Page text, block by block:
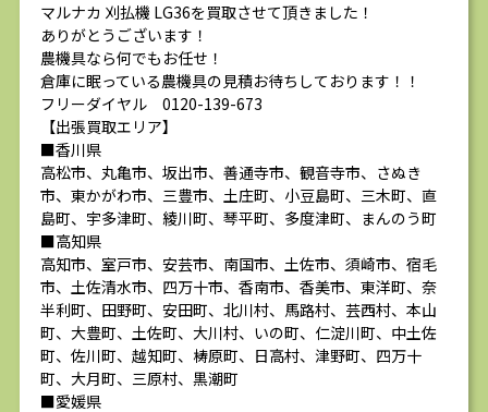
マルナカ 刈払機 LG36を買取させて頂きました！
ありがとうございます！
農機具なら何でもお任せ！
倉庫に眠っている農機具の見積お待ちしております！！
フリーダイヤル 0120-139-673
【出張買取エリア】
■香川県
高松市、丸亀市、坂出市、善通寺市、観音寺市、さぬき
市、東かがわ市、三豊市、土庄町、小豆島町、三木町、直
島町、宇多津町、綾川町、琴平町、多度津町、まんのう町
■高知県
高知市、室戸市、安芸市、南国市、土佐市、須崎市、宿毛
市、土佐清水市、四万十市、香南市、香美市、東洋町、奈
半利町、田野町、安田町、北川村、馬路村、芸西村、本山
町、大豊町、土佐町、大川村、いの町、仁淀川町、中土佐
町、佐川町、越知町、梼原町、日高村、津野町、四万十
町、大月町、三原村、黒潮町
■愛媛県